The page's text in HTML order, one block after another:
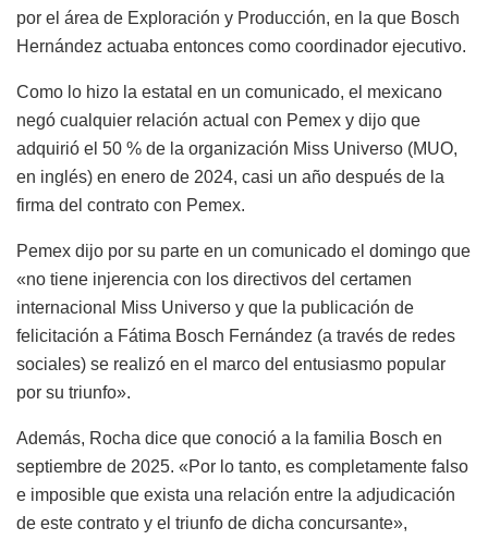
por el área de Exploración y Producción, en la que Bosch
Hernández actuaba entonces como coordinador ejecutivo.
Como lo hizo la estatal en un comunicado, el mexicano
negó cualquier relación actual con Pemex y dijo que
adquirió el 50 % de la organización Miss Universo (MUO,
en inglés) en enero de 2024, casi un año después de la
firma del contrato con Pemex.
Pemex dijo por su parte en un comunicado el domingo que
«no tiene injerencia con los directivos del certamen
internacional Miss Universo y que la publicación de
felicitación a Fátima Bosch Fernández (a través de redes
sociales) se realizó en el marco del entusiasmo popular
por su triunfo».
Además, Rocha dice que conoció a la familia Bosch en
septiembre de 2025. «Por lo tanto, es completamente falso
e imposible que exista una relación entre la adjudicación
de este contrato y el triunfo de dicha concursante»,